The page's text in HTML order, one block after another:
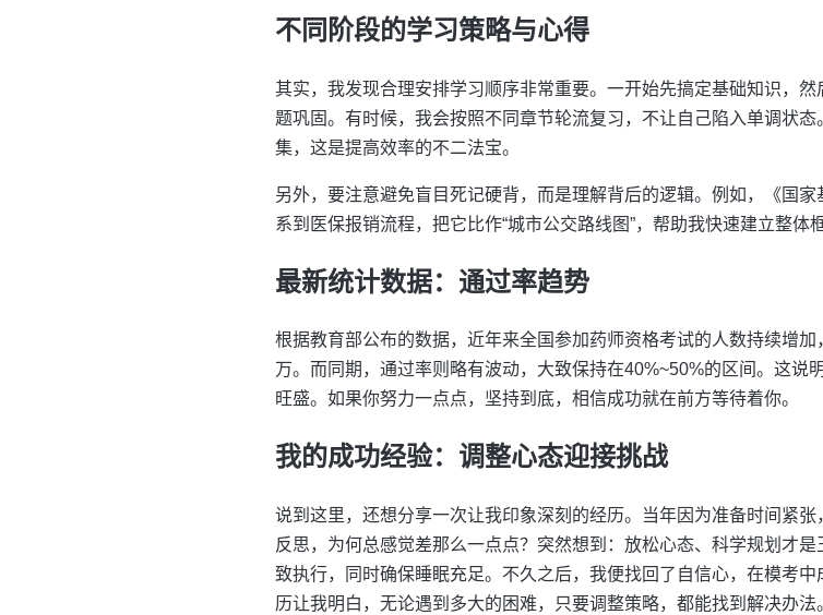
不同阶段的学习策略与心得
其实，我发现合理安排学习顺序非常重要。一开始先搞定基础知识，
题巩固。有时候，我会按照不同章节轮流复习，不让自己陷入单调状
集，这是提高效率的不二法宝。
另外，要注意避免盲目死记硬背，而是理解背后的逻辑。例如，《国
系到医保报销流程，把它比作“城市公交路线图”，帮助我快速建立整体
最新统计数据：通过率趋势
根据教育部公布的数据，近年来全国参加药师资格考试的人数持续增
万。而同期，通过率则略有波动，大致保持在40%~50%的区间。这说
旺盛。如果你努力一点点，坚持到底，相信成功就在前方等待着你。
我的成功经验：调整心态迎接挑战
说到这里，还想分享一次让我印象深刻的经历。当年因为准备时间紧
反思，为何总感觉差那么一点点？突然想到：放松心态、科学规划才
致执行，同时确保睡眠充足。不久之后，我便找回了自信心，在模考
历让我明白，无论遇到多大的困难，只要调整策略，都能找到解决办法